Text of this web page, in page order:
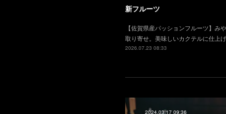
新フルーツ
【佐賀県産パッションフルーツ】
取り寄せ。美味しいカクテルに仕上
2026.07.23 08:33
2024.03.17 09:36